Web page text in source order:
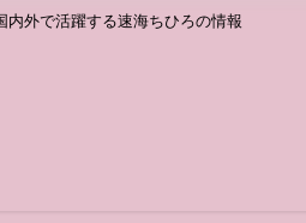
外で活躍する速海ちひろの情報